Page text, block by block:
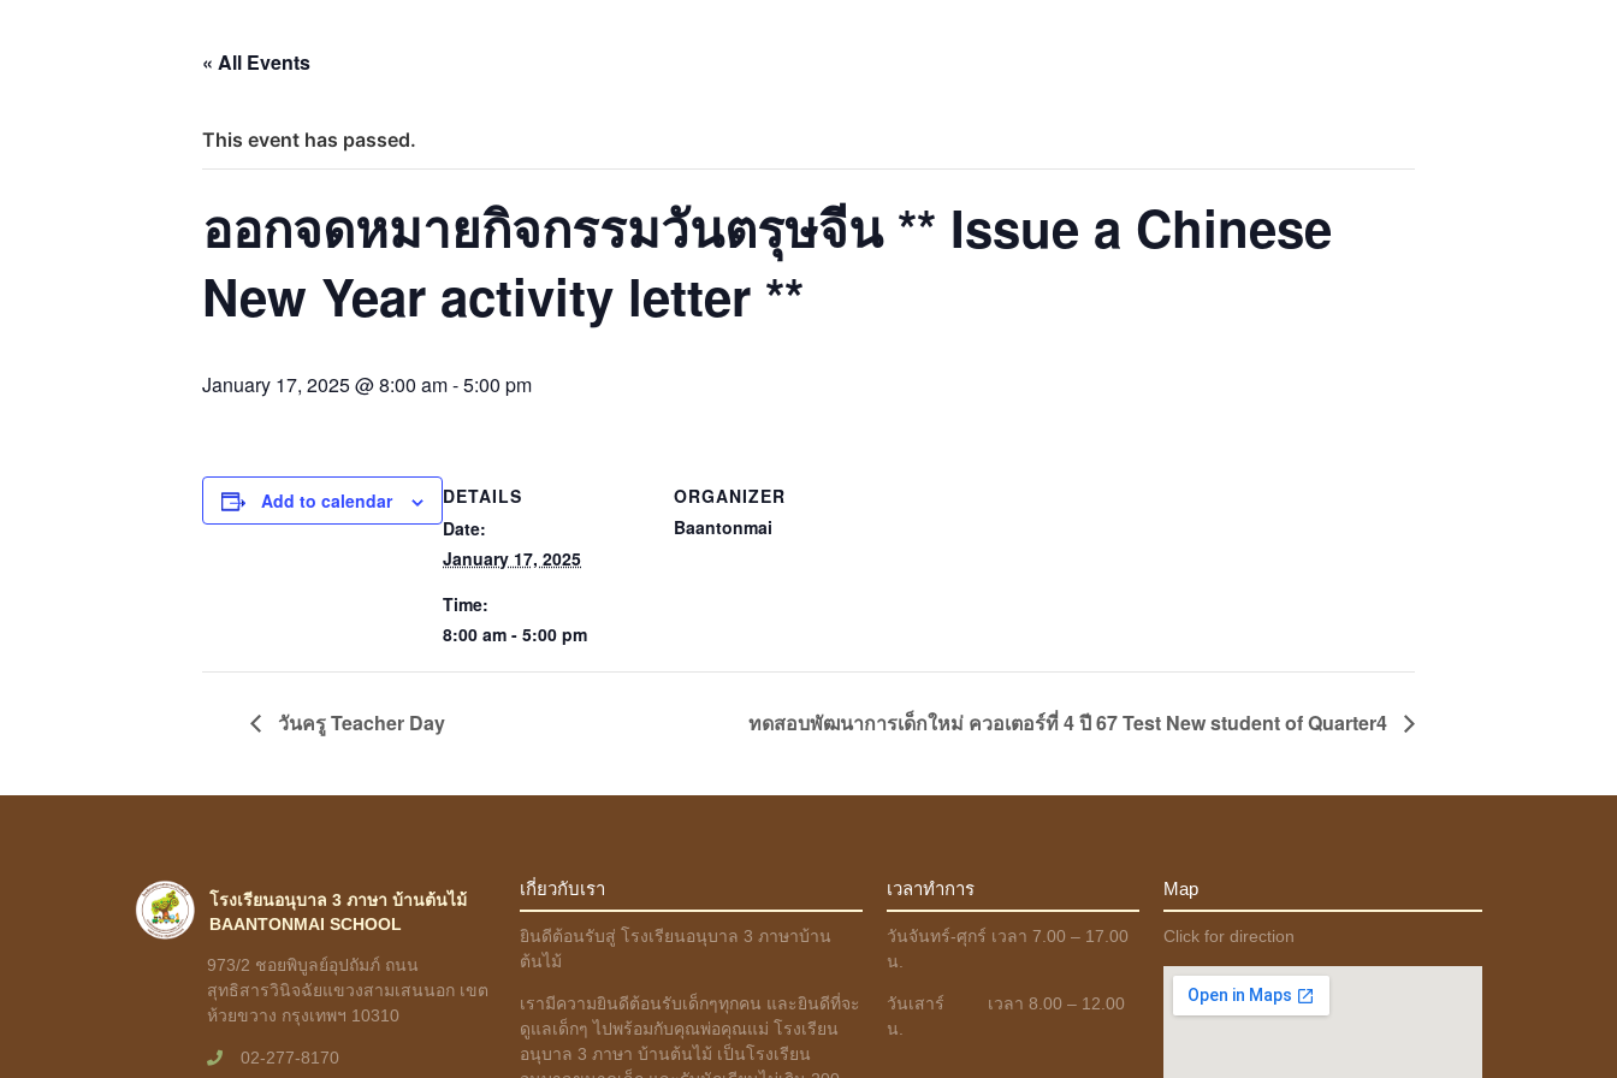
« All Events
This event has passed.
ออกจดหมายกิจกรรมวันตรุษจีน ** Issue a Chinese
New Year activity letter **
January 17, 2025 @ 8:00 am-5:00 pm
Add to calendar
DETAILS
Date:
January 17, 2025
Time:
8:00 am - 5:00 pm
ORGANIZER
Baantonmai
วันครู Teacher Day ทดสอบพัฒนาการเด็กใหม่ ควอเตอร์ที่ 4 ปี 67 Test New student of Quarter4
โรงเรียนอนุบาล 3 ภาษา บ้านต้นไม้
BAANTONMAI SCHOOL
973/2 ชอยพิบูลย์อุปถัมภ์ ถนน
สุทธิสารวินิจฉัยแขวงสามเสนนอก เขต
ห้วยขวาง กรุงเทพฯ 10310
02-277-8170
เกี่ยวกับเรา
ยินดีต้อนรับสู่ โรงเรียนอนุบาล 3 ภาษาบ้าน
ต้นไม้
เรามีความยินดีต้อนรับเด็กๆทุกคน และยินดีที่จะ
ดูแลเด็กๆ ไปพร้อมกับคุณพ่อคุณแม่ โรงเรียน
อนุบาล 3 ภาษา บ้านต้นไม้ เป็นโรงเรียน
เวลาทำการ
วันจันทร์-ศุกร์ เวลา 7.00 – 17.00
น.
วันเสาร์ เวลา 8.00 – 12.00
น.
Map
Click for direction